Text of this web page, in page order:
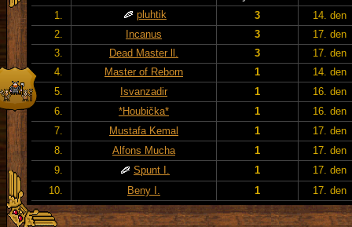
1.
pluhtik 3
14. den
2.
Incanus 3
17. den
3.
Dead Master ll. 3
17. den
4.
Master of Reborn 1
14. den
5.
Isvanzadir 1
16. den
6.
*Houbička* 1
16. den
7.
Mustafa Kemal 1
17. den
8.
Alfons Mucha 1
17. den
9.
Spunt I. 1
17. den
10.
Beny I. 1 17. den